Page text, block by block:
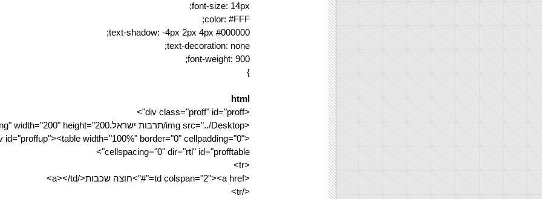
font-size: 14px;
color: #FFF;
text-shadow: -4px 2px 4px #000000;
text-decoration: none;
font-weight: 900;
}
html
<div class="proff" id="proff">
<img src="../Desktop/תרבות ישראל.png" width="200" height="200">
id="proffup"><table width="100%" border="0" cellpadding="0"
cellspacing="0" dir="rtl" id="profftable">
<tr>
<td colspan="2"><a href="#">חוצה שכבות</a></td>
</tr>